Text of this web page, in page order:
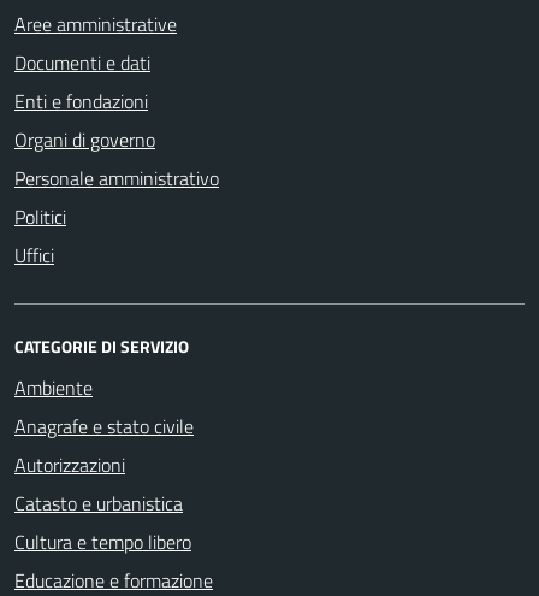
Aree amministrative
Documenti e dati
Enti e fondazioni
Organi di governo
Personale amministrativo
Politici
Uffici
CATEGORIE DI SERVIZIO
Ambiente
Anagrafe e stato civile
Autorizzazioni
Catasto e urbanistica
Cultura e tempo libero
Educazione e formazione